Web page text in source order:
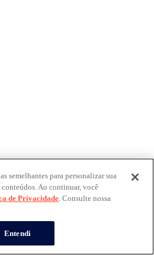
semelhantes para personalizar sua
Ao continuar, você
de Privacidade. Consulte nossa
Entendi